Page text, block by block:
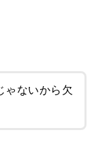
ゃないから欠